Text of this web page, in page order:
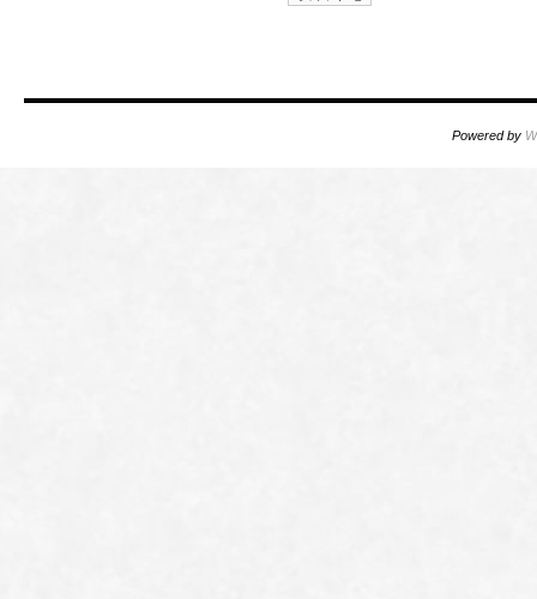
Powered by